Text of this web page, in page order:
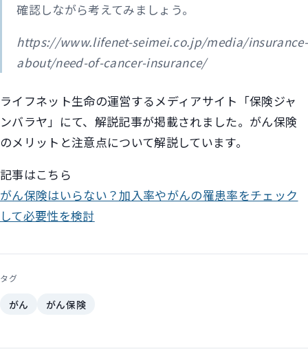
確認しながら考えてみましょう。
https://www.lifenet-seimei.co.jp/media/insurance-
about/need-of-cancer-insurance/
ライフネット生命の運営するメディアサイト「保険ジャ
ンバラヤ」にて、解説記事が掲載されました。がん保険
のメリットと注意点について解説しています。
記事はこちら
がん保険はいらない？加入率やがんの罹患率をチェック
して必要性を検討
タグ
がん がん保険